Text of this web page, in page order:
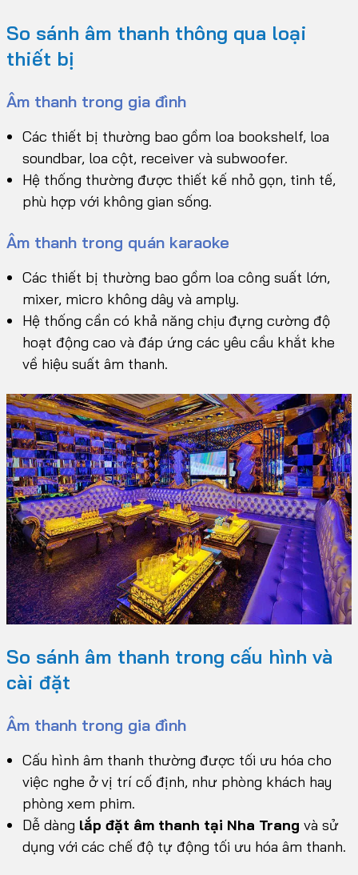
So sánh âm thanh thông qua loại
thiết bị
Âm thanh trong gia đình
Các thiết bị thường bao gồm loa bookshelf, loa
soundbar, loa cột, receiver và subwoofer.
Hệ thống thường được thiết kế nhỏ gọn, tinh tế,
phù hợp với không gian sống.
Âm thanh trong quán karaoke
Các thiết bị thường bao gồm loa công suất lớn,
mixer, micro không dây và amply.
Hệ thống cần có khả năng chịu đựng cường độ
hoạt động cao và đáp ứng các yêu cầu khắt khe
về hiệu suất âm thanh.
So sánh âm thanh trong cấu hình và
cài đặt
Âm thanh trong gia đình
Cấu hình âm thanh thường được tối ưu hóa cho
việc nghe ở vị trí cố định, như phòng khách hay
phòng xem phim.
Dễ dàng lắp đặt âm thanh tại Nha Trang và sử
dụng với các chế độ tự động tối ưu hóa âm thanh.